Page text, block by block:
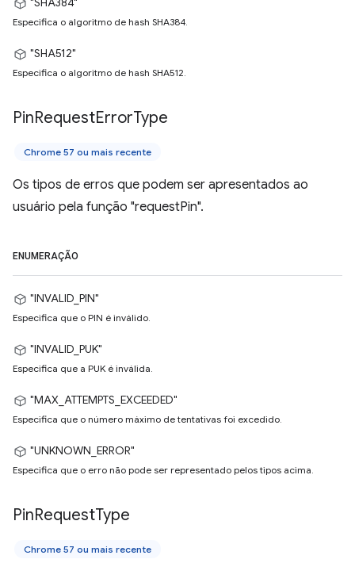
Especifica o algoritmo de hash SHA384.
"SHA512"
Especifica o algoritmo de hash SHA512.
PinRequestErrorType
Chrome 57 ou mais recente
Os tipos de erros que podem ser apresentados ao
usuário pela função "requestPin".
ENUMERAÇÃO
"INVALID_PIN"
Especifica que o PIN é inválido.
"INVALID_PUK"
Especifica que a PUK é inválida.
"MAX_ATTEMPTS_EXCEEDED"
Especifica que o número máximo de tentativas foi excedido.
"UNKNOWN_ERROR"
Especifica que o erro não pode ser representado pelos tipos acima.
PinRequestType
Chrome 57 ou mais recente